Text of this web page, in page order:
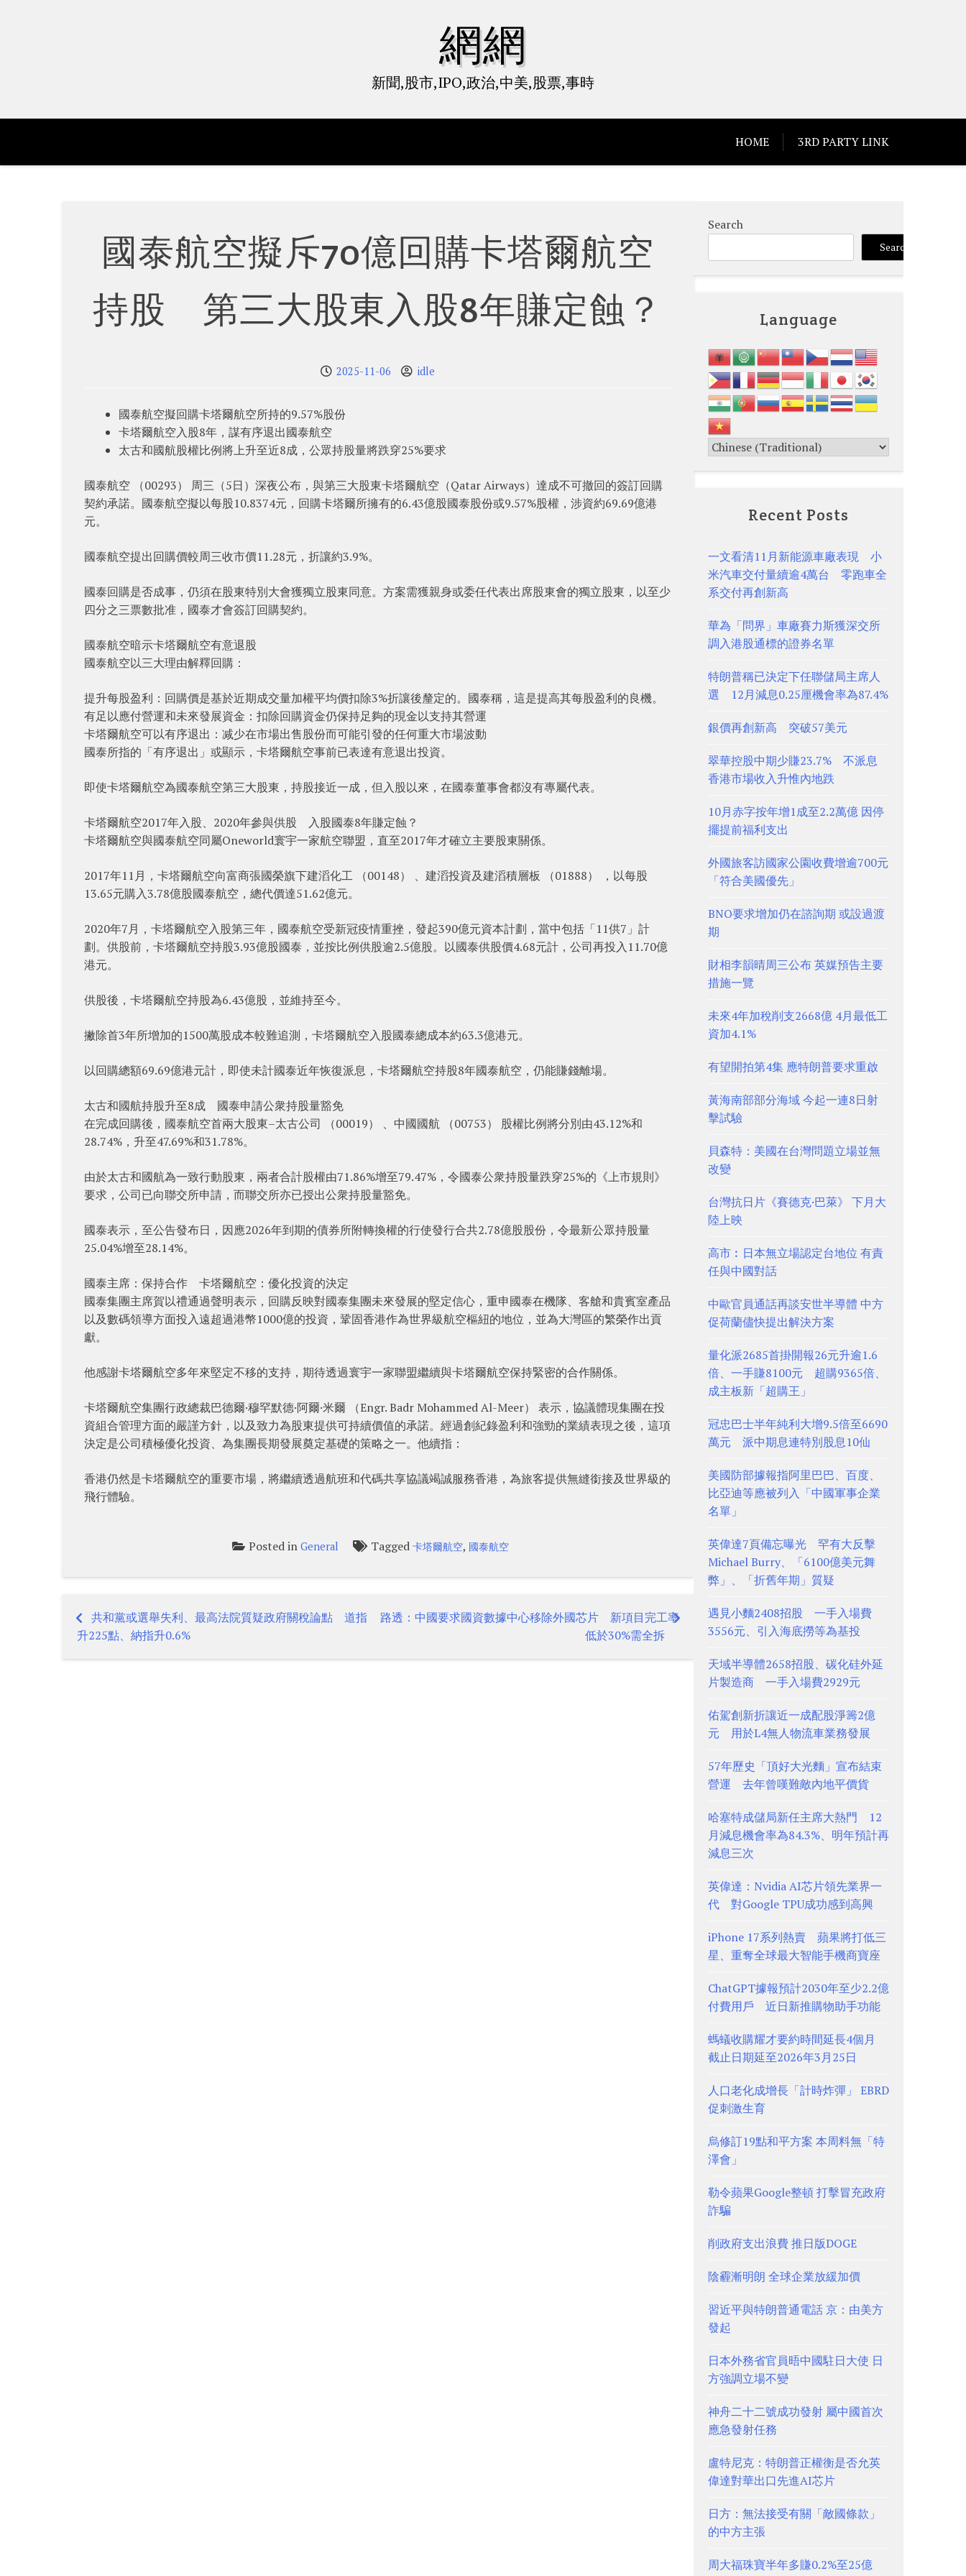
網網
新聞,股市,IPO,政治,中美,股票,事時
HOME 3RD PARTY LINK
國泰航空擬斥70億回購卡塔爾航空
持股 第三大股東入股8年賺定蝕？
2025-11-06 idle
國泰航空擬回購卡塔爾航空所持的9.57%股份
卡塔爾航空入股8年，謀有序退出國泰航空
太古和國航股權比例將上升至近8成，公眾持股量將跌穿25%要求
國泰航空 （00293） 周三（5日）深夜公布，與第三大股東卡塔爾航空（Qatar Airways）達成不可撤回的簽訂回購
契約承諾。國泰航空擬以每股10.8374元，回購卡塔爾所擁有的6.43億股國泰股份或9.57%股權，涉資約69.69億港
元。
國泰航空提出回購價較周三收市價11.28元，折讓約3.9%。
國泰回購是否成事，仍須在股東特別大會獲獨立股東同意。方案需獲親身或委任代表出席股東會的獨立股東，以至少
四分之三票數批准，國泰才會簽訂回購契約。
國泰航空暗示卡塔爾航空有意退股
國泰航空以三大理由解釋回購：
提升每股盈利：回購價是基於近期成交量加權平均價扣除3%折讓後釐定的。國泰稱，這是提高其每股盈利的良機。
有足以應付營運和未來發展資金：扣除回購資金仍保持足夠的現金以支持其營運
卡塔爾航空可以有序退出：减少在市場出售股份而可能引發的任何重大市場波動
國泰所指的「有序退出」或顯示，卡塔爾航空事前已表達有意退出投資。
即使卡塔爾航空為國泰航空第三大股東，持股接近一成，但入股以來，在國泰董事會都沒有專屬代表。
卡塔爾航空2017年入股、2020年參與供股 入股國泰8年賺定蝕？
卡塔爾航空與國泰航空同屬Oneworld寰宇一家航空聯盟，直至2017年才確立主要股東關係。
2017年11月，卡塔爾航空向富商張國榮旗下建滔化工 （00148） 、建滔投資及建滔積層板 （01888） ，以每股
13.65元購入3.78億股國泰航空，總代價達51.62億元。
2020年7月，卡塔爾航空入股第三年，國泰航空受新冠疫情重挫，發起390億元資本計劃，當中包括「11供7」計
劃。供股前，卡塔爾航空持股3.93億股國泰，並按比例供股逾2.5億股。以國泰供股價4.68元計，公司再投入11.70億
港元。
供股後，卡塔爾航空持股為6.43億股，並維持至今。
撇除首3年所增加的1500萬股成本較難追測，卡塔爾航空入股國泰總成本約63.3億港元。
以回購總額69.69億港元計，即使未計國泰近年恢復派息，卡塔爾航空持股8年國泰航空，仍能賺錢離場。
太古和國航持股升至8成 國泰申請公衆持股量豁免
在完成回購後，國泰航空首兩大股東–太古公司 （00019） 、中國國航 （00753） 股權比例將分別由43.12%和
28.74%，升至47.69%和31.78%。
由於太古和國航為一致行動股東，兩者合計股權由71.86%增至79.47%，令國泰公衆持股量跌穿25%的《上市規則》
要求，公司已向聯交所申請，而聯交所亦已授出公衆持股量豁免。
國泰表示，至公告發布日，因應2026年到期的債券所附轉換權的行使發行合共2.78億股股份，令最新公眾持股量
25.04%增至28.14%。
國泰主席：保持合作 卡塔爾航空：優化投資的決定
國泰集團主席賀以禮通過聲明表示，回購反映對國泰集團未來發展的堅定信心，重申國泰在機隊、客艙和貴賓室產品
以及數碼領導方面投入遠超過港幣1000億的投資，鞏固香港作為世界級航空樞紐的地位，並為大灣區的繁榮作出貢
獻。
他感謝卡塔爾航空多年來堅定不移的支持，期待透過寰宇一家聯盟繼續與卡塔爾航空保持緊密的合作關係。
卡塔爾航空集團行政總裁巴德爾·穆罕默德·阿爾·米爾 （Engr. Badr Mohammed Al-Meer） 表示，協議體現集團在投
資組合管理方面的嚴謹方針，以及致力為股東提供可持續價值的承諾。經過創紀錄盈利和強勁的業績表現之後，這項
決定是公司積極優化投資、為集團長期發展奠定基礎的策略之一。他續指：
香港仍然是卡塔爾航空的重要市場，將繼續透過航班和代碼共享協議竭誠服務香港，為旅客提供無縫銜接及世界級的
飛行體驗。
Posted inGeneral Tagged卡塔爾航空, 國泰航空
Post
navigation
共和黨或選舉失利、最高法院質疑政府關稅論點 道指
升225點、納指升0.6%
路透：中國要求國資數據中心移除外國芯片 新項目完工率
低於30%需全拆
Search
Search
Language
Recent Posts
一文看清11月新能源車廠表現 小
米汽車交付量續逾4萬台 零跑車全
系交付再創新高
華為「問界」車廠賽力斯獲深交所
調入港股通標的證券名單
特朗普稱已決定下任聯儲局主席人
選 12月減息0.25厘機會率為87.4%
銀價再創新高 突破57美元
翠華控股中期少賺23.7% 不派息
香港市場收入升惟內地跌
10月赤字按年增1成至2.2萬億 因停
擺提前福利支出
外國旅客訪國家公園收費增逾700元
「符合美國優先」
BNO要求增加仍在諮詢期 或設過渡
期
財相李韻晴周三公布 英媒預告主要
措施一覽
未來4年加稅削支2668億 4月最低工
資加4.1%
有望開拍第4集 應特朗普要求重啟
黃海南部部分海域 今起一連8日射
擊試驗
貝森特：美國在台灣問題立場並無
改變
台灣抗日片《賽德克·巴萊》 下月大
陸上映
高市︰日本無立場認定台地位 有責
任與中國對話
中歐官員通話再談安世半導體 中方
促荷蘭儘快提出解決方案
量化派2685首掛開報26元升逾1.6
倍、一手賺8100元 超購9365倍、
成主板新「超購王」
冠忠巴士半年純利大增9.5倍至6690
萬元 派中期息連特別股息10仙
美國防部據報指阿里巴巴、百度、
比亞迪等應被列入「中國軍事企業
名單」
英偉達7頁備忘曝光 罕有大反擊
Michael Burry、「6100億美元舞
弊」、「折舊年期」質疑
遇見小麵2408招股 一手入場費
3556元、引入海底撈等為基投
天域半導體2658招股、碳化硅外延
片製造商 一手入場費2929元
佑駕創新折讓近一成配股淨籌2億
元 用於L4無人物流車業務發展
57年歷史「頂好大光麵」宣布結束
營運 去年曾嘆難敵內地平價貨
哈塞特成儲局新任主席大熱門 12
月減息機會率為84.3%、明年預計再
減息三次
英偉達：Nvidia AI芯片領先業界一
代 對Google TPU成功感到高興
iPhone 17系列熱賣 蘋果將打低三
星、重奪全球最大智能手機商寶座
ChatGPT據報預計2030年至少2.2億
付費用戶 近日新推購物助手功能
螞蟻收購耀才要約時間延長4個月
截止日期延至2026年3月25日
人口老化成增長「計時炸彈」 EBRD
促刺激生育
烏修訂19點和平方案 本周料無「特
澤會」
勒令蘋果Google整頓 打擊冒充政府
詐騙
削政府支出浪費 推日版DOGE
陰霾漸明朗 全球企業放緩加價
習近平與特朗普通電話 京：由美方
發起
日本外務省官員晤中國駐日大使 日
方強調立場不變
神舟二十二號成功發射 屬中國首次
應急發射任務
盧特尼克：特朗普正權衡是否允英
偉達對華出口先進AI芯片
日方：無法接受有關「敵國條款」
的中方主張
周大福珠寶半年多賺0.2%至25億